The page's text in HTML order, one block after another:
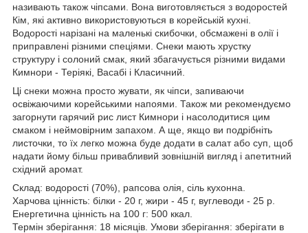
називають також чіпсами. Вона виготовляється з водоростей
Кім, які активно використовуються в корейській кухні.
Водорості нарізані на маленькі скибочки, обсмажені в олії і
приправлені різними спеціями. Снеки мають хрустку
структуру і солоний смак, який збагачується різними видами
Кимнори - Теріякі, Васабі і Класичний.
Ці снеки можна просто жувати, як чіпси, запиваючи
освіжаючими корейськими напоями. Також ми рекомендуємо
загорнути гарячий рис лист Кимнори і насолодитися цим
смаком і неймовірним запахом. А ще, якщо ви подрібніть
листочки, то їх легко можна буде додати в салат або суп, щоб
надати йому більш привабливий зовнішній вигляд і апетитний
східний аромат.
Склад: водорості (70%), рапсова олія, сіль кухонна.
Харчова цінність: білки - 20 г, жири - 45 г, вуглеводи - 25 р.
Енергетична цінність на 100 г: 500 ккал.
Термін зберігання: 18 місяців. Умови зберігання: зберігати в